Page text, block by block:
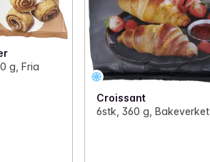
g, Fria
Croissant
6stk, 360 g, Bakeverket